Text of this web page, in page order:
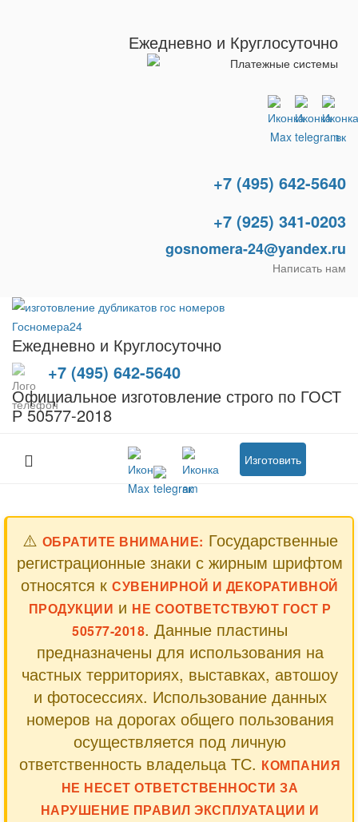
Ежедневно и Круглосуточно
+7 (495) 642-5640
+7 (925) 341-0203
gosnomera-24@yandex.ru
Написать нам
Ежедневно и Круглосуточно
+7 (495) 642-5640
Официальное изготовление строго по ГОСТ
Р 50577-2018
Изготовить
⚠️ ОБРАТИТЕ ВНИМАНИЕ: Государственные
регистрационные знаки с жирным шрифтом
относятся кСУВЕНИРНОЙ И ДЕКОРАТИВНОЙ
ПРОДУКЦИИ и НЕ СООТВЕТСТВУЮТ ГОСТ Р
50577-2018. Данные пластины
предназначены для использования на
частных территориях, выставках, автошоу
и фотосессиях. Использование данных
номеров на дорогах общего пользования
осуществляется под личную
ответственность владельца ТС. КОМПАНИЯ
НЕ НЕСЕТ ОТВЕТСТВЕННОСТИ ЗА
НАРУШЕНИЕ ПРАВИЛ ЭКСПЛУАТАЦИИ И